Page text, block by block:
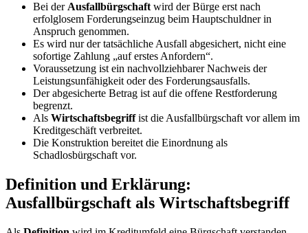
Bei der Ausfallbürgschaft wird der Bürge erst nach
erfolglosem Forderungseinzug beim Hauptschuldner in
Anspruch genommen.
Es wird nur der tatsächliche Ausfall abgesichert, nicht eine
sofortige Zahlung „auf erstes Anfordern“.
Voraussetzung ist ein nachvollziehbarer Nachweis der
Leistungsunfähigkeit oder des Forderungsausfalls.
Der abgesicherte Betrag ist auf die offene Restforderung
begrenzt.
Als Wirtschaftsbegriffist die Ausfallbürgschaft vor allem im
Kreditgeschäft verbreitet.
Die Konstruktion bereitet die Einordnung als
Schadlosbürgschaft vor.
Definition und Erklärung:
Ausfallbürgschaft als Wirtschaftsbegriff